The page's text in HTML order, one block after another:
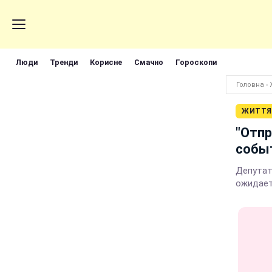
Люди Тренди Корисне Смачно Гороскопи
Головна ›
ЖИТТЯ